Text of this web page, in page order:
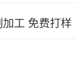
工 免费打样